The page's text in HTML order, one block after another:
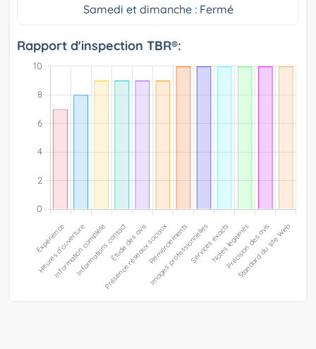
Samedi et dimanche : Fermé
Rapport d'inspection TBR®: